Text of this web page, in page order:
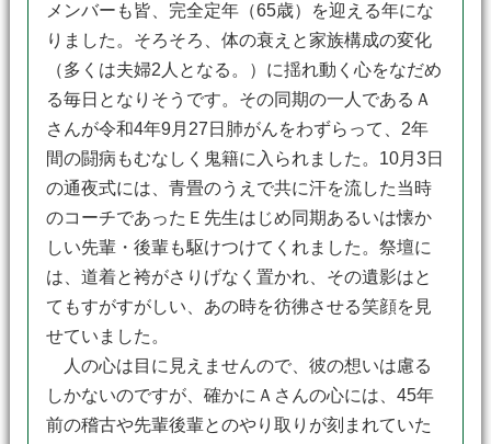
メンバーも皆、完全定年（65歳）を迎える年にな
りました。そろそろ、体の衰えと家族構成の変化
（多くは夫婦2人となる。）に揺れ動く心をなだめ
る毎日となりそうです。その同期の一人であるＡ
さんが令和4年9月27日肺がんをわずらって、2年
間の闘病もむなしく鬼籍に入られました。10月3日
の通夜式には、青畳のうえで共に汗を流した当時
のコーチであったＥ先生はじめ同期あるいは懐か
しい先輩・後輩も駆けつけてくれました。祭壇に
は、道着と袴がさりげなく置かれ、その遺影はと
てもすがすがしい、あの時を彷彿させる笑顔を見
せていました。
人の心は目に見えませんので、彼の想いは慮る
しかないのですが、確かにＡさんの心には、45年
前の稽古や先輩後輩とのやり取りが刻まれていた